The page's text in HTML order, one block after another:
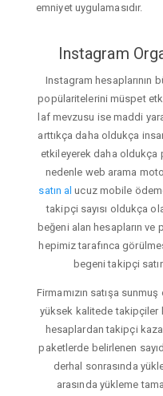
emniyet uygulamasıdır.
Instagram
Instagram hesaplarının
popülaritelerini müspet
laf mevzusu ise maddi
arttıkça daha oldukça
etkileyerek daha oldukça
nedenle web arama
satın al ucuz mobile
takipçi sayısı oldukça
beğeni alan hesapların ve
hepimiz tarafınca
begeni takipçi
Firmamızın satışa
yüksek kalitede takipçiler
hesaplardan takipçi
paketlerde belirlenen
derhal sonrasında
arasında yükleme